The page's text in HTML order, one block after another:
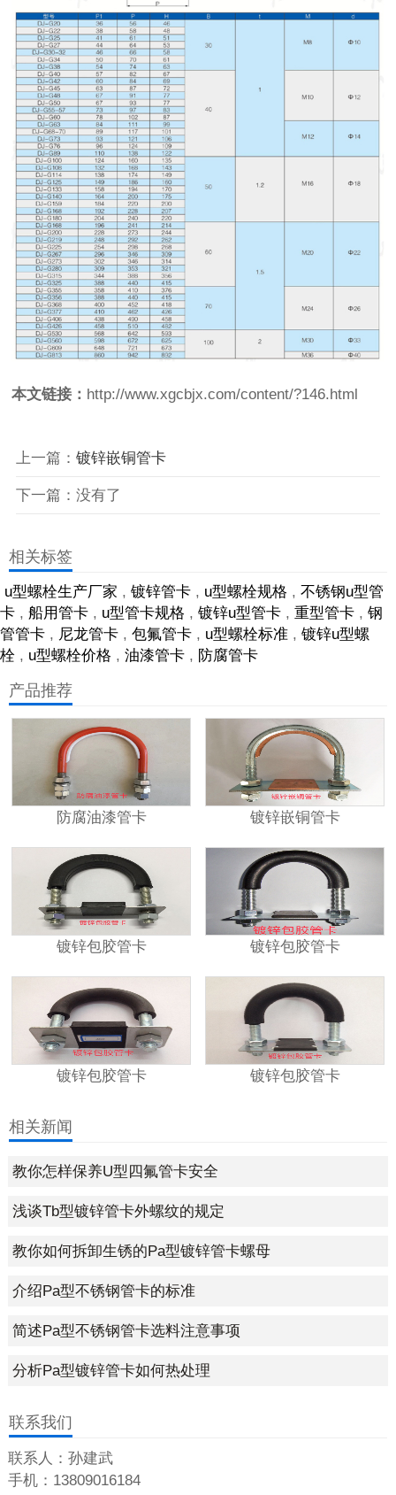
本文链接： http://www.xgcbjx.com/content/?146.html
上一篇： 镀锌嵌铜管卡
下一篇：没有了
相关标签
u型螺栓生产厂家 , 镀锌管卡 , u型螺栓规格 , 不锈钢u型管
卡 , 船用管卡 , u型管卡规格 , 镀锌u型管卡 , 重型管卡 , 钢
管管卡 , 尼龙管卡 , 包氟管卡 , u型螺栓标准 , 镀锌u型螺
栓 , u型螺栓价格 , 油漆管卡 , 防腐管卡
产品推荐
防腐油漆管卡 镀锌嵌铜管卡
镀锌包胶管卡 镀锌包胶管卡
镀锌包胶管卡 镀锌包胶管卡
相关新闻
教你怎样保养U型四氟管卡安全
浅谈Tb型镀锌管卡外螺纹的规定
教你如何拆卸生锈的Pa型镀锌管卡螺母
介绍Pa型不锈钢管卡的标准
简述Pa型不锈钢管卡选料注意事项
分析Pa型镀锌管卡如何热处理
联系我们
联系人：孙建武
手机：13809016184